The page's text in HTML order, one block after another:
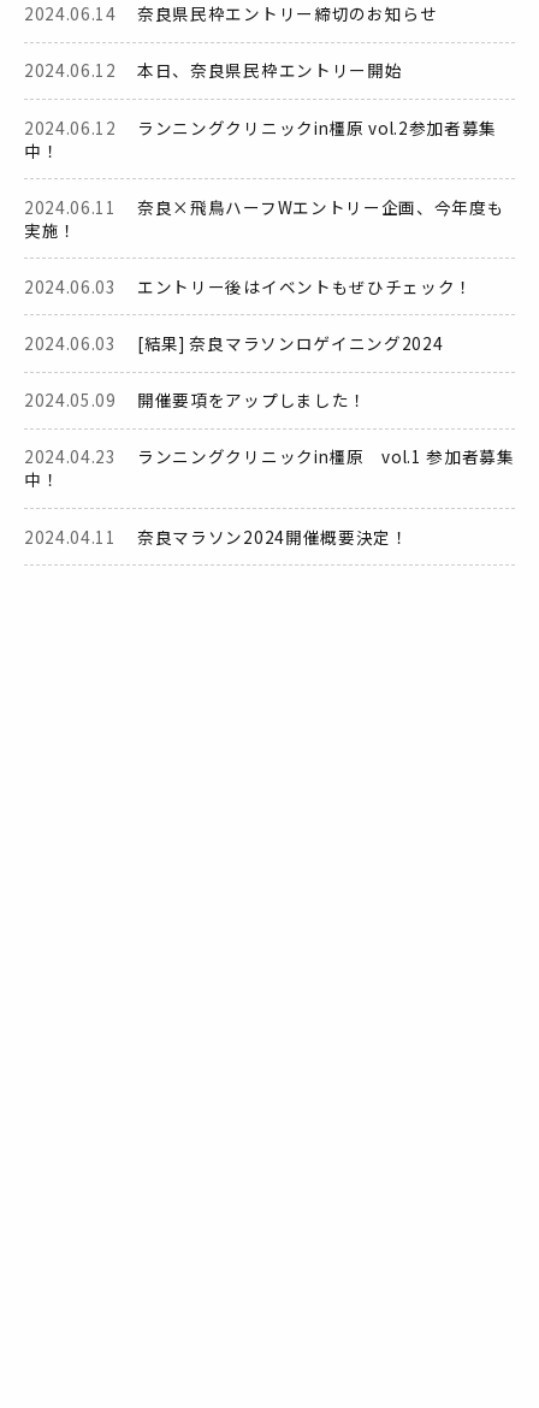
2024.06.14 奈良県民枠エントリー締切のお知らせ
2024.06.12 本日、奈良県民枠エントリー開始
2024.06.12
ランニングクリニックin橿原 vol.2参加者募集
中！
2024.06.11
奈良×飛鳥ハーフWエントリー企画、今年度も
実施！
2024.06.03 エントリー後はイベントもぜひチェック！
2024.06.03 [結果] 奈良マラソンロゲイニング2024
2024.05.09 開催要項をアップしました！
2024.04.23
ランニングクリニックin橿原 vol.1 参加者募集
中！
2024.04.11 奈良マラソン2024開催概要決定！